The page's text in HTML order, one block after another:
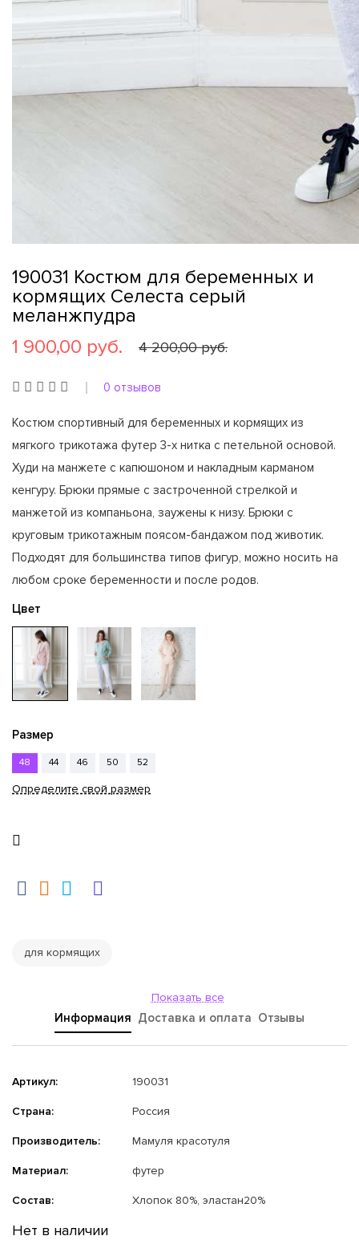
190031 Костюм для беременных и
кормящих Селеста серый
меланжпудра
1 900,00 руб.
4 200,00 руб.
0 отзывов
Костюм спортивный для беременных и кормящих из
мягкого трикотажа футер 3-х нитка с петельной основой.
Худи на манжете с капюшоном и накладным карманом
кенгуру. Брюки прямые с застроченной стрелкой и
манжетой из компаньона, заужены к низу. Брюки с
круговым трикотажным поясом-бандажом под животик.
Подходят для большинства типов фигур, можно носить на
любом сроке беременности и после родов.
Цвет
Размер
48 44 46 50 52
Определите свой размер
для кормящих
Показать все
Информация Доставка и оплата Отзывы
Артикул: 190031
Страна: Россия
Производитель: Мамуля красотуля
Материал: футер
Состав: Хлопок 80%, эластан20%
Нет в наличии